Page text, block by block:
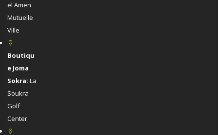
el Amen
Mutuelle
Ville
Boutiqu
e Joma
Sokra: La
Soukra
Golf
Center